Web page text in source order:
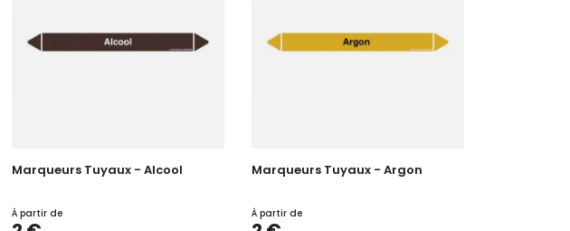
Marqueurs Tuyaux - Alcool
À partir de
Marqueurs Tuyaux - Argon
À partir de